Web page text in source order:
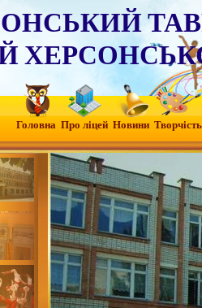
Головна Про ліцей Новини Творчість